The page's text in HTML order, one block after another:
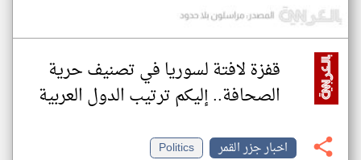
قفزة لافتة لسوريا في تصنيف حرية
الصحافة.. إليكم ترتيب الدول العربية
اخبار جزر القمر
Politics